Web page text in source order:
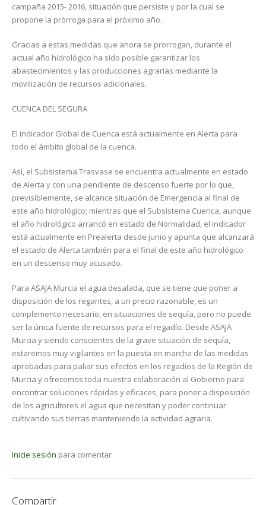
campaña 2015- 2016, situación que persiste y por la cual se
propone la prórroga para el próximo año.
Gracias a estas medidas que ahora se prorrogan, durante el
actual año hidrológico ha sido posible garantizar los
abastecimientos y las producciones agrarias mediante la
movilización de recursos adicionales.
CUENCA DEL SEGURA
El indicador Global de Cuenca está actualmente en Alerta para
todo el ámbito global de la cuenca.
Así, el Subsistema Trasvase se encuentra actualmente en estado
de Alerta y con una pendiente de descenso fuerte por lo que,
previsiblemente, se alcance situación de Emergencia al final de
este año hidrológico; mientras que el Subsistema Cuenca, aunque
el año hidrológico arrancó en estado de Normalidad, el indicador
está actualmente en Prealerta desde junio y apunta que alcanzará
el estado de Alerta también para el final de este año hidrológico
en un descenso muy acusado.
Para ASAJA Murcia el agua desalada, que se tiene que poner a
disposición de los regantes, a un precio razonable, es un
complemento necesario, en situaciones de sequía, pero no puede
ser la única fuente de recursos para el regadío. Desde ASAJA
Murcia y siendo conscientes de la grave situación de sequía,
estaremos muy vigilantes en la puesta en marcha de las medidas
aprobadas para paliar sus efectos en los regadíos de la Región de
Murcia y ofrecemos toda nuestra colaboración al Gobierno para
encontrar soluciones rápidas y eficaces, para poner a disposición
de los agricultores el agua que necesitan y poder continuar
cultivando sus tierras manteniendo la actividad agraria.
Inicie sesión para comentar
Compartir